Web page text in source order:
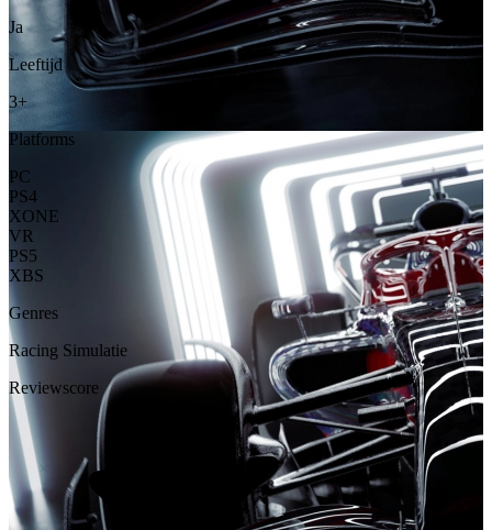
Ja
Leeftijd
3+
Platforms
PC
PS4
XONE
VR
PS5
XBS
Genres
Racing Simulatie
Reviewscore